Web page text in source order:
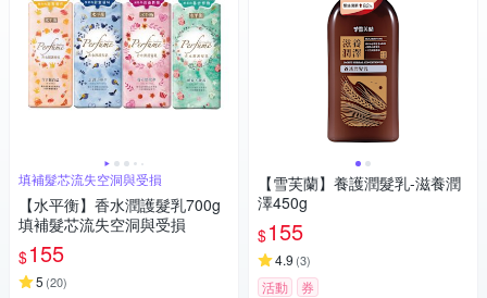
填補髮芯流失空洞與受損
【水平衡】香水潤護髮乳700g
填補髮芯流失空洞與受損
$155
5 (20)
【雪芙蘭】養護潤髮乳-滋養潤
澤450g
$155
4.9 (3)
活動 券